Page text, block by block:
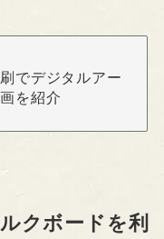
でデジタルアー
を紹介
クボードを利